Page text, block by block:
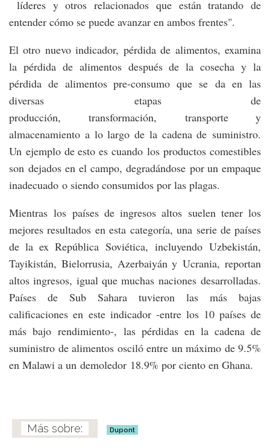
líderes y otros relacionados que están tratando de
entender cómo se puede avanzar en ambos frentes".
El otro nuevo indicador, pérdida de alimentos, examina
la pérdida de alimentos después de la cosecha y la
pérdida de alimentos pre-consumo que se da en las
diversas etapas de
producción, transformación, transporte y
almacenamiento a lo largo de la cadena de suministro.
Un ejemplo de esto es cuando los productos comestibles
son dejados en el campo, degradándose por un empaque
inadecuado o siendo consumidos por las plagas.
Mientras los países de ingresos altos suelen tener los
mejores resultados en esta categoría, una serie de países
de la ex República Soviética, incluyendo Uzbekistán,
Tayikistán, Bielorrusia, Azerbaiyán y Ucrania, reportan
altos ingresos, igual que muchas naciones desarrolladas.
Países de Sub Sahara tuvieron las más bajas
calificaciones en este indicador -entre los 10 países de
más bajo rendimiento-, las pérdidas en la cadena de
suministro de alimentos osciló entre un máximo de 9.5%
en Malawi a un demoledor 18.9% por ciento en Ghana.
Dupont